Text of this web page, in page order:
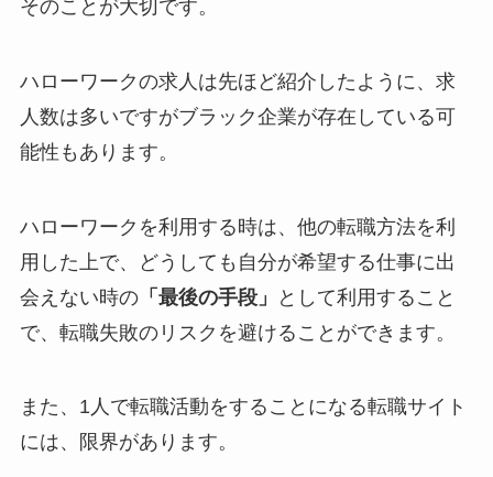
そのことが大切です。
ハローワークの求人は先ほど紹介したように、求
人数は多いですがブラック企業が存在している可
能性もあります。
ハローワークを利用する時は、他の転職方法を利
用した上で、どうしても自分が希望する仕事に出
会えない時の「最後の手段」
として利用すること
で、転職失敗のリスクを避けることができます。
また、1人で転職活動をすることになる転職サイト
には、限界があります。